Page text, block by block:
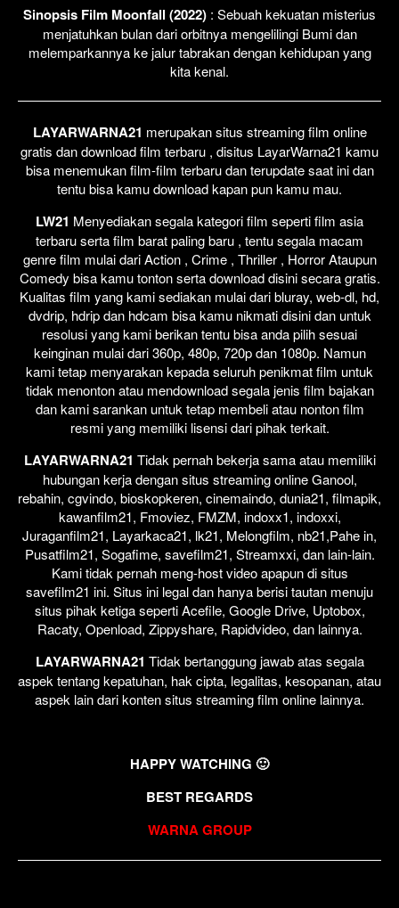
Sinopsis Film Moonfall (2022) : Sebuah kekuatan misterius
menjatuhkan bulan dari orbitnya mengelilingi Bumi dan
melemparkannya ke jalur tabrakan dengan kehidupan yang
kita kenal.
LAYARWARNA21 merupakan situs streaming film online
gratis dan download film terbaru , disitus LayarWarna21 kamu
bisa menemukan film-film terbaru dan terupdate saat ini dan
tentu bisa kamu download kapan pun kamu mau.
LW21 Menyediakan segala kategori film seperti film asia
terbaru serta film barat paling baru , tentu segala macam
genre film mulai dari Action , Crime , Thriller , Horror Ataupun
Comedy bisa kamu tonton serta download disini secara gratis.
Kualitas film yang kami sediakan mulai dari bluray, web-dl, hd,
dvdrip, hdrip dan hdcam bisa kamu nikmati disini dan untuk
resolusi yang kami berikan tentu bisa anda pilih sesuai
keinginan mulai dari 360p, 480p, 720p dan 1080p. Namun
kami tetap menyarakan kepada seluruh penikmat film untuk
tidak menonton atau mendownload segala jenis film bajakan
dan kami sarankan untuk tetap membeli atau nonton film
resmi yang memiliki lisensi dari pihak terkait.
LAYARWARNA21 Tidak pernah bekerja sama atau memiliki
hubungan kerja dengan situs streaming online Ganool,
rebahin, cgvindo, bioskopkeren, cinemaindo, dunia21, filmapik,
kawanfilm21, Fmoviez, FMZM, indoxx1, indoxxi,
Juraganfilm21, Layarkaca21, lk21, Melongfilm, nb21,Pahe in,
Pusatfilm21, Sogafime, savefilm21, Streamxxi, dan lain-lain.
Kami tidak pernah meng-host video apapun di situs
savefilm21 ini. Situs ini legal dan hanya berisi tautan menuju
situs pihak ketiga seperti Acefile, Google Drive, Uptobox,
Racaty, Openload, Zippyshare, Rapidvideo, dan lainnya.
LAYARWARNA21 Tidak bertanggung jawab atas segala
aspek tentang kepatuhan, hak cipta, legalitas, kesopanan, atau
aspek lain dari konten situs streaming film online lainnya.
HAPPY WATCHING 🙂
BEST REGARDS
WARNA GROUP